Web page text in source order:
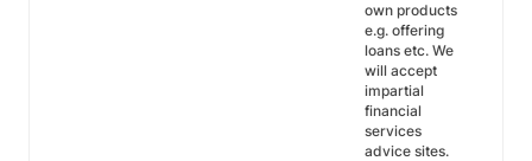
own products
e.g. offering
loans etc. We
will accept
impartial
financial
services
advice sites.